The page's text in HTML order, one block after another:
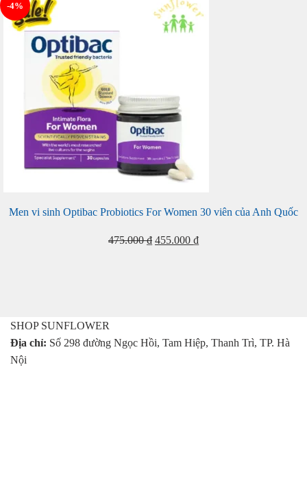
-4%
Men vi sinh Optibac Probiotics For Women 30 viên của Anh Quốc
475.000₫ Giá
455.000 ₫Giá
SHOP SUNFLOWER
Địa chỉ: Số 298 đường Ngọc Hồi, Tam Hiệp, Thanh Trì, TP. Hà
Nội